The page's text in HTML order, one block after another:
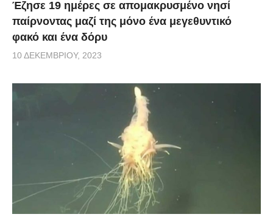
Έζησε 19 ημέρες σε απομακρυσμένο νησί
παίρνοντας μαζί της μόνο ένα μεγεθυντικό
φακό και ένα δόρυ
10 ΔΕΚΕΜΒΡΊΟΥ, 2023